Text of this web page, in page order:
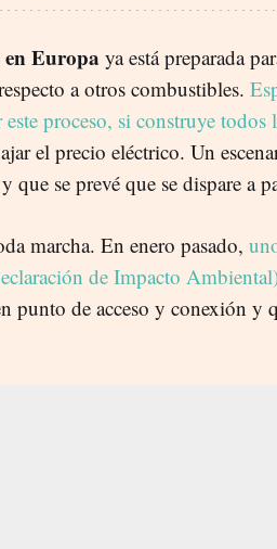
Europa ya está preparada
a otros combustibles.
proceso, si construye todos
el precio eléctrico. Un
que se prevé que se dispare a
marcha. En enero pasado,
de Impacto
punto de acceso y conexión y